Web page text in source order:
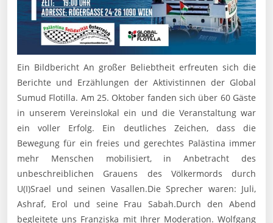
Ein Bildbericht An großer Beliebtheit erfreuten sich die
Berichte und Erzählungen der Aktivistinnen der Global
Sumud Flotilla. Am 25. Oktober fanden sich über 60 Gäste
in unserem Vereinslokal ein und die Veranstaltung war
ein voller Erfolg. Ein deutliches Zeichen, dass die
Bewegung für ein freies und gerechtes Palästina immer
mehr Menschen mobilisiert, in Anbetracht des
unbeschreiblichen Grauens des Völkermords durch
U(I)Srael und seinen Vasallen.Die Sprecher waren: Juli,
Ashraf, Erol und seine Frau Sabah.Durch den Abend
begleitete uns Franziska mit Ihrer Moderation. Wolfgang